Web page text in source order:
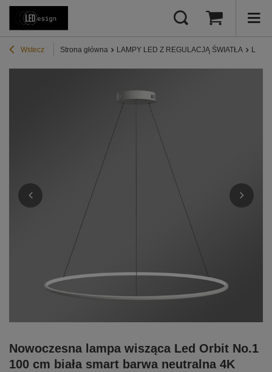
Wstecz Strona główna LAMPY LED Z REGULACJĄ ŚWIATŁA
Nowoczesna lampa wisząca Led Orbit No.1
100 cm biała smart barwa neutralna 4K